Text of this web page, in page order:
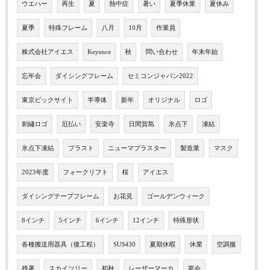
ウエハー 再生 夏 熱中症 暑い 夏季休業 夏休み
夏季 特殊フレーム 八月 10月 作業員
株式会社アイエス Keyence 秋 問い合わせ 年末年始
忘年会 ダイシングフレーム セミコンジャパン2022
東京ビックサイト 半導体 新年 オリジナル ロゴ
刺繡ロゴ 厄払い 安楽寺 日間賀島 氷点下 凍結
氷点下凍結 ブラスト ニューマブラスター 製造業 マスク
2023年度 フォークリフト 桜 アイエス
ダイシングテープフレーム お花見 ゴールデンウィーク
8インチ 5インチ 6インチ 12インチ 特殊形状
各種搬送用器具（後工程） SUS430 夏期休暇 休業 空調服
残暑 スカイツリー 初秋 レーザーマーカ 宴会